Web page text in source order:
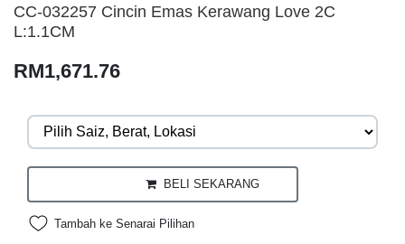
CC-032257 Cincin Emas Kerawang Love 2C
L:1.1CM
RM1,671.76
BELI SEKARANG
Tambah ke Senarai Pilihan